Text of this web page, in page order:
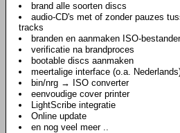
brand alle soorten discs
audio-CD's met of zonder pauzes
tracks
branden en aanmaken ISO-
verificatie na brandproces
bootable discs aanmaken
meertalige interface (o.a.
bin/nrg → ISO converter
eenvoudige cover printer
LightScribe integratie
Online update
en nog veel meer ..